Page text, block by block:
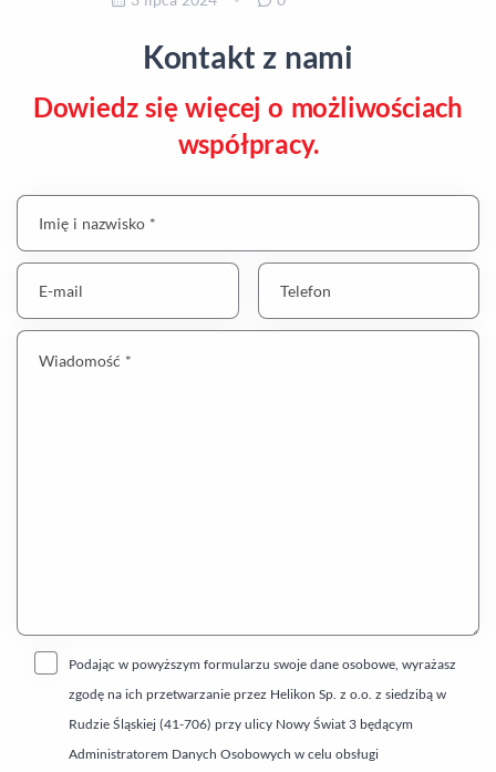
Kontakt z nami
Dowiedz się więcej o możliwościach
współpracy.
Imię i nazwisko *
E-mail Telefon
Wiadomość *
Podając w powyższym formularzu swoje dane osobowe, wyrażasz
zgodę na ich przetwarzanie przez Helikon Sp. z o.o. z siedzibą w
Rudzie Śląskiej (41-706) przy ulicy Nowy Świat 3 będącym
Administratorem Danych Osobowych w celu obsługi